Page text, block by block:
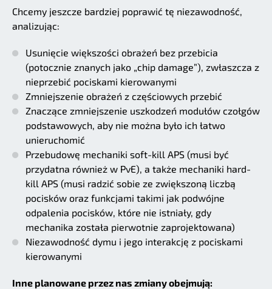
Chcemy jeszcze bardziej poprawić tę niezawodność,
analizując:
Usunięcie większości obrażeń bez przebicia
(potocznie znanych jako „chip damage”), zwłaszcza z
nieprzebić pociskami kierowanymi
Zmniejszenie obrażeń z częściowych przebić
Znaczące zmniejszenie uszkodzeń modułów czołgów
podstawowych, aby nie można było ich łatwo
unieruchomić
Przebudowę mechaniki soft-kill APS (musi być
przydatna również w PvE), a także mechaniki hard-
kill APS (musi radzić sobie ze zwiększoną liczbą
pocisków oraz funkcjami takimi jak podwójne
odpalenia pocisków, które nie istniały, gdy
mechanika została pierwotnie zaprojektowana)
Niezawodność dymu i jego interakcję z pociskami
kierowanymi
Inne planowane przez nas zmiany obejmują: